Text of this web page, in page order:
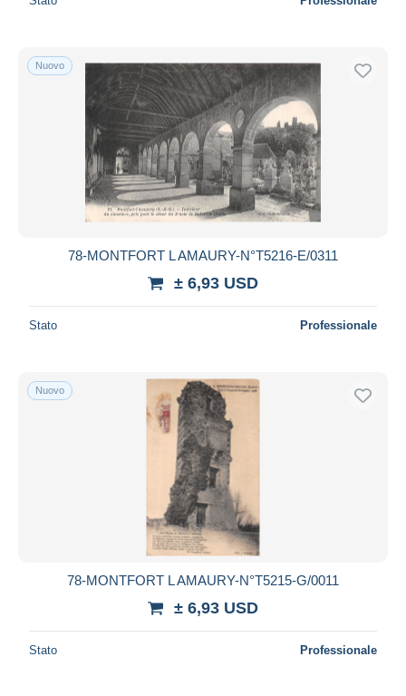
Nuovo
78-MONTFORT L AMAURY-N°T5216-E/0311
± 6,93 USD
Stato Professionale
Nuovo
78-MONTFORT L AMAURY-N°T5215-G/0011
± 6,93 USD
Stato Professionale